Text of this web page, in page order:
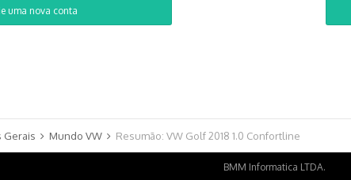
uma nova conta
Gerais Mundo VW Resumão: VW Golf 2018 1.0 Confortline
BMM Informatica LTDA.